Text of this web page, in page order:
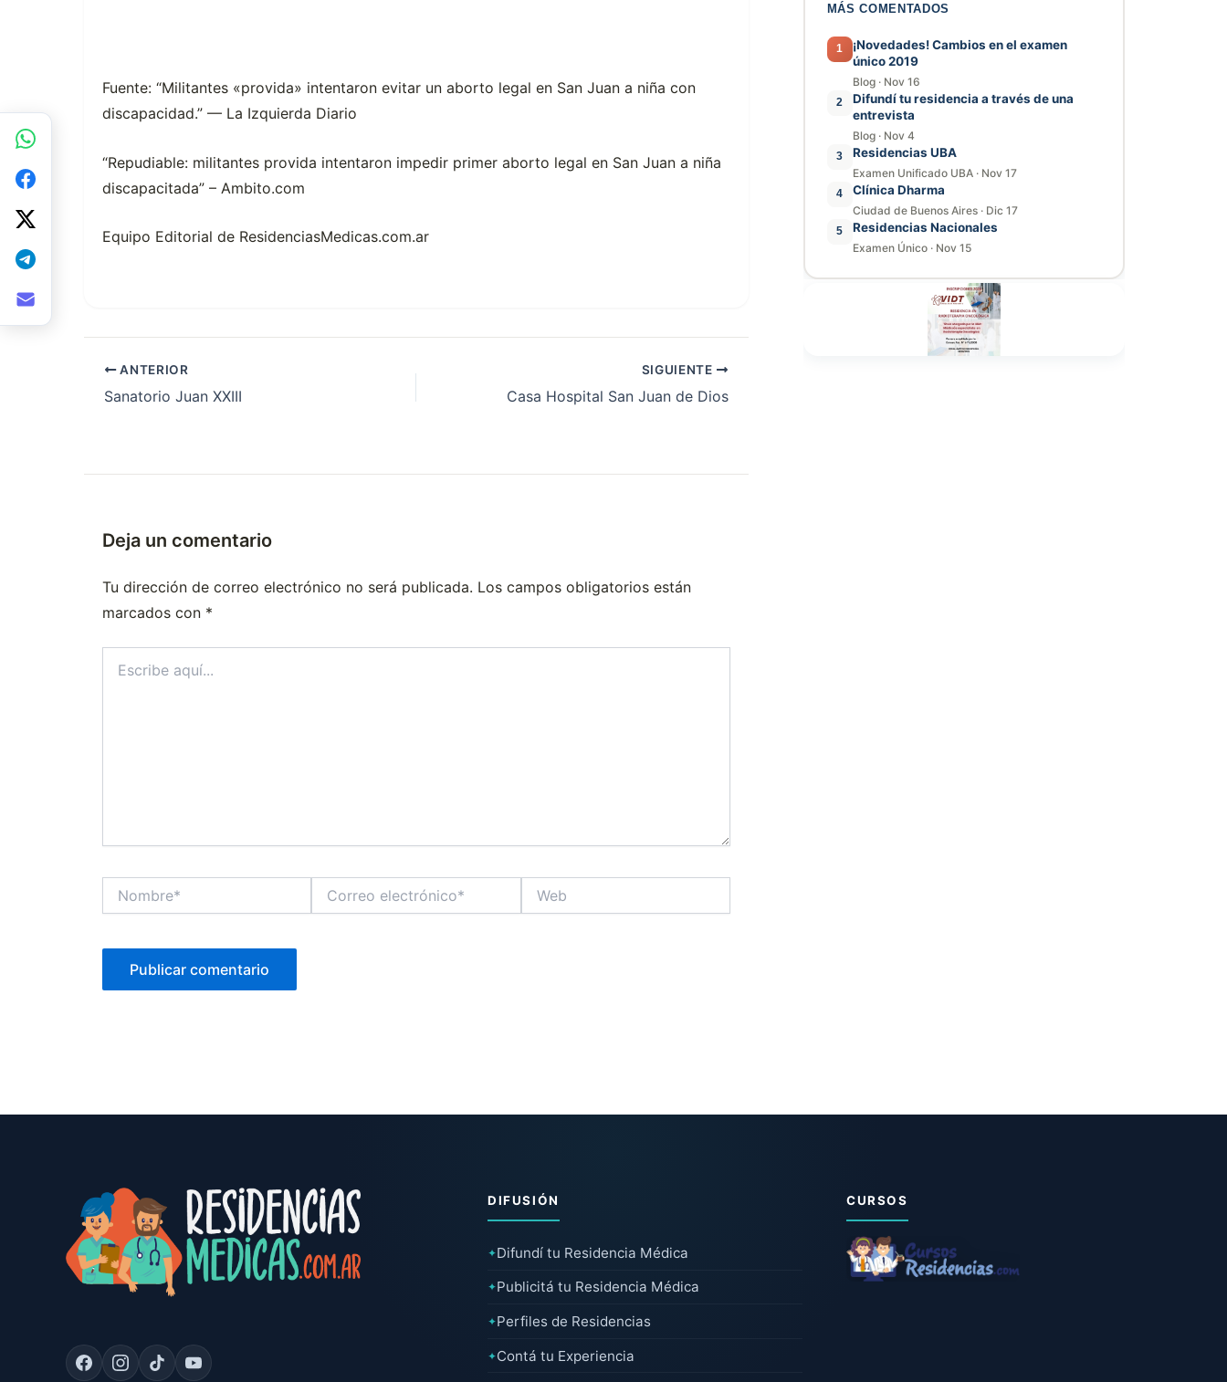
Fuente: “Militantes «provida» intentaron evitar un aborto legal en San Juan a niña con
discapacidad.” — La Izquierda Diario
“Repudiable: militantes provida intentaron impedir primer aborto legal en San Juan a niña
discapacitada” – Ambito.com
Equipo Editorial de ResidenciasMedicas.com.ar
ANTERIOR
Sanatorio Juan XXIII
SIGUIENTE
Casa Hospital San Juan de Dios
Deja un comentario
Tu dirección de correo electrónico no será publicada. Los campos obligatorios están
marcados con *
aquí...
electrónico*
MÁS COMENTADOS
1
¡Novedades! Cambios en el examen
único 2019
Blog · Nov 16
2
Difundí tu residencia a través de una
entrevista
Blog · Nov 4
3 Residencias UBA
Examen Unificado UBA · Nov 17
4 Clínica Dharma
Ciudad de Buenos Aires · Dic 17
5 Residencias Nacionales
Examen Único · Nov 15
DIFUSIÓN
✦Difundí tu Residencia Médica
✦Publicitá tu Residencia Médica
✦Perfiles de Residencias
✦Contá tu Experiencia
CURSOS